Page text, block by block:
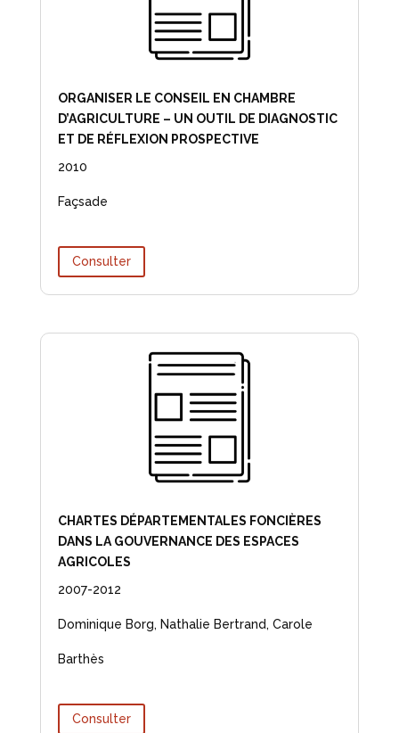
ORGANISER LE CONSEIL EN CHAMBRE
D’AGRICULTURE – UN OUTIL DE DIAGNOSTIC
ET DE RÉFLEXION PROSPECTIVE
2010
Façsade
Consulter
CHARTES DÉPARTEMENTALES FONCIÈRES
DANS LA GOUVERNANCE DES ESPACES
AGRICOLES
2007-2012
Dominique Borg, Nathalie Bertrand, Carole
Barthès
Consulter